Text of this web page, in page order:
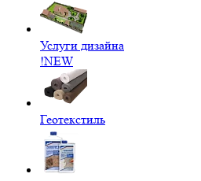
Услуги дизайна
!NEW
Геотекстиль